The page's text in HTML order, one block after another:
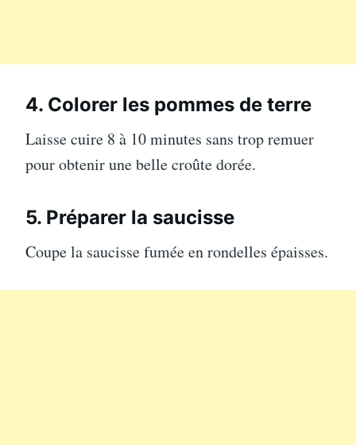
4. Colorer les pommes de terre
Laisse cuire 8 à 10 minutes sans trop remuer
pour obtenir une belle croûte dorée.
5. Préparer la saucisse
Coupe la saucisse fumée en rondelles épaisses.